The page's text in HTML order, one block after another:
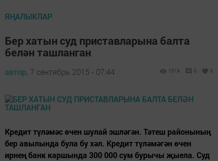
ЯҢАЛЫКЛАР
Бер хатын суд приставларына балта
белән ташланган
автор, 7 сентябрь 2015 - 07:44 1019 0 0
Кредит түләмәс өчен шулай эшләгән. Тәтеш районының
бер авылында була бу хәл. Кредит түләмәгән өчен
ирнең банк каршында 300 000 сум бурычы җыела. Суд